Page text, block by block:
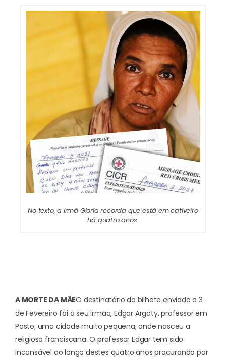
No texto, a irmã Gloria recorda que está em cativeiro
há quatro anos.
A MORTE DA MÃEO destinatário do bilhete enviado a 3
de Fevereiro foi o seu irmão, Edgar Argoty, professor em
Pasto, uma cidade muito pequena, onde nasceu a
religiosa franciscana. O professor Edgar tem sido
incansável ao longo destes quatro anos procurando por